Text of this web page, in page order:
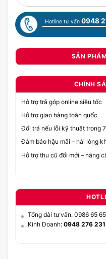
Hotline tư vấn 0948
SẢN
CHÍNH
Hỗ trợ trả góp online siêu tốc
Hỗ trợ giao hàng toàn quốc
Đổi trả nếu lỗi kỹ thuật trong
Đảm bảo hậu mãi – hài lòng
Hỗ trợ thu cũ đổi mới – nâng
Tổng đài tư vấn: 0986 65
Kinh Doanh: 0948 276 231